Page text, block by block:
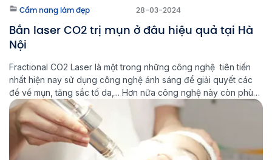
Cẩm nang làm đẹp 28-03-2024
Bắn laser CO2 trị mụn ở đâu hiệu quả tại Hà
Nội
Fractional CO2 Laser là một trong những công nghệ tiên tiến
nhất hiện nay sử dụng công nghệ ánh sáng để giải quyết các
đề về mụn, tăng sắc tố da,... Hơn nữa công nghệ này còn phù
hợp với hầu hết mọi loại da và đảm bảo an toàn, giảm thiểu tối
đa mọi […]